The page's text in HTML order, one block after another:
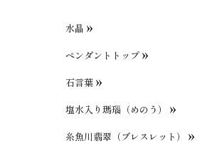
水晶
ペンダントトップ
石言葉
塩水入り瑪瑙（めのう）
糸魚川翡翠（ブレスレット）